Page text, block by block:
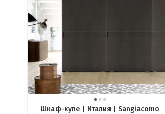
Шкаф-купе | Италия | Sangiacomo